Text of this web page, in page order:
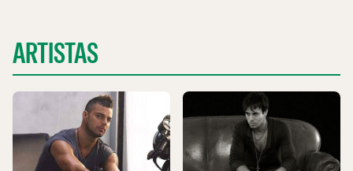
ARTISTAS